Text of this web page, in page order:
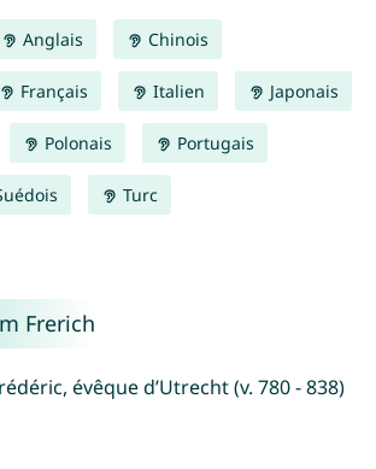
Anglais Chinois
Français Italien Japonais
Polonais Portugais
Turc
Frerich
évêque d’Utrecht (v. 780 - 838)